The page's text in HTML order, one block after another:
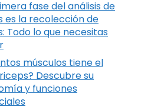
fase del análisis de
es la recolección de
Todo lo que necesitas
músculos tiene el
Descubre su
y funciones